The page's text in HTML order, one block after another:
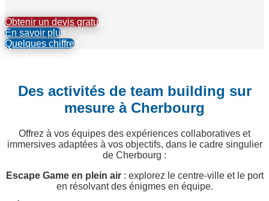
Obtenir un devis gratuit
En savoir plus
Quelques chiffres
Des activités de team building sur
mesure à Cherbourg
Offrez à vos équipes des expériences collaboratives et
immersives adaptées à vos objectifs, dans le cadre singulier
de Cherbourg :
Escape Game en plein air: explorez le centre-ville et le port
en résolvant des énigmes en équipe.